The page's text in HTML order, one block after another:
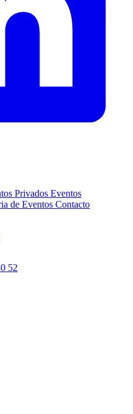
Privados Eventos
de Eventos Contacto
52